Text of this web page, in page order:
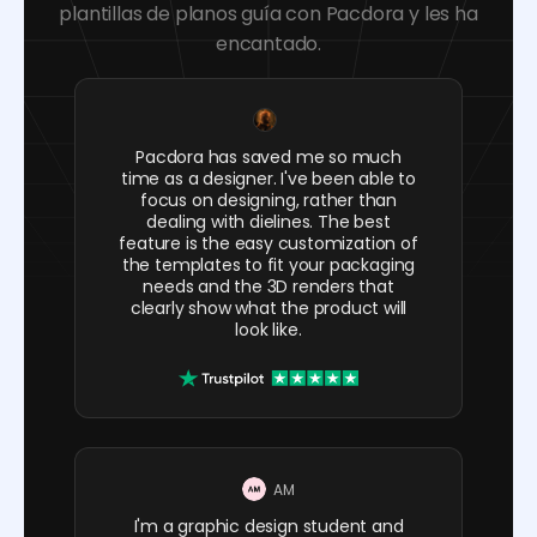
plantillas de planos guía con Pacdora y les ha
encantado.
Pacdora has saved me so much
time as a designer. I've been able to
focus on designing, rather than
dealing with dielines. The best
feature is the easy customization of
the templates to fit your packaging
needs and the 3D renders that
clearly show what the product will
look like.
AM
I'm a graphic design student and